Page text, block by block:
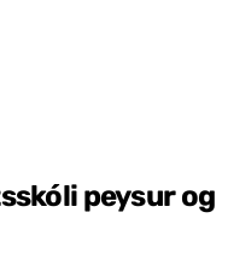
peysur og